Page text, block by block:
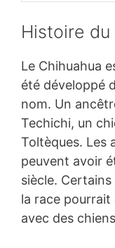
Histoire du
Le Chihuahua
été développé
nom. Un
Techichi, un
Toltèques. Les
peuvent avoir
siècle.
la race
avec des